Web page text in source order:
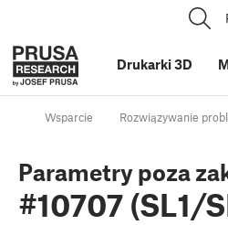
Drukarki 3D
Wsparcie Rozwiązywanie
Parametry poza
#10707 (SL1/